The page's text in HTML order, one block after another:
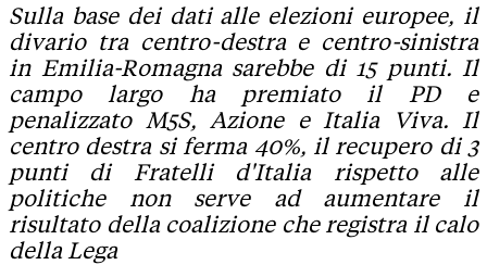
Sulla base dei dati alle elezioni europee, il
divario tra centro-destra e centro-sinistra
in Emilia-Romagna sarebbe di 15 punti. Il
campo largo ha premiato il PD e
penalizzato M5S, Azione e Italia Viva. Il
centro destra si ferma 40%, il recupero di 3
punti di Fratelli d'Italia rispetto alle
politiche non serve ad aumentare il
risultato della coalizione che registra il calo
della Lega